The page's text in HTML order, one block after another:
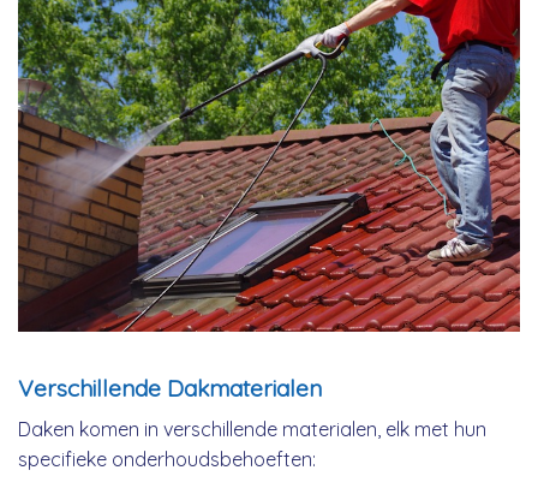
Verschillende Dakmaterialen
Daken komen in verschillende materialen, elk met hun
specifieke onderhoudsbehoeften: